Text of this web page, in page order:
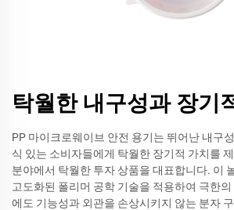
탁월한 내구성과 장기
PP 마이크로웨이브 안전 용기는 뛰어난 내구
식 있는 소비자들에게 탁월한 장기적 가치를
분야에서 탁월한 투자 상품을 대표합니다. 이
고도화된 폴리머 공학 기술을 적용하여 극한
에도 기능성과 외관을 손상시키지 않는 분자